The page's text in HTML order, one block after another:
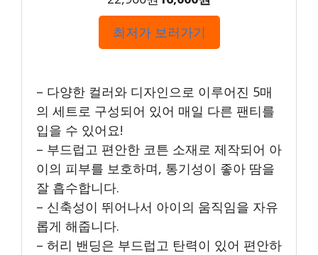
최저가 보러가기
– 다양한 컬러와 디자인으로 이루어진 5매
의 세트로 구성되어 있어 매일 다른 팬티를
입을 수 있어요!
– 부드럽고 편안한 코튼 소재로 제작되어 아
이의 피부를 보호하며, 통기성이 좋아 땀을
잘 흡수합니다.
– 신축성이 뛰어나서 아이의 움직임을 자유
롭게 해줍니다.
– 허리 밴딩은 부드럽고 탄력이 있어 편안하